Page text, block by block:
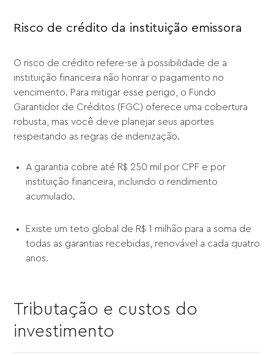
Risco de crédito da instituição emissora
O risco de crédito refere-se à possibilidade de a
instituição financeira não honrar o pagamento no
vencimento. Para mitigar esse perigo, o Fundo
Garantidor de Créditos (FGC) oferece uma cobertura
robusta, mas você deve planejar seus aportes
respeitando as regras de indenização.
A garantia cobre até R$ 250 mil por CPF e por
instituição financeira, incluindo o rendimento
acumulado.
Existe um teto global de R$ 1 milhão para a soma de
todas as garantias recebidas, renovável a cada quatro
anos.
Tributação e custos do
investimento